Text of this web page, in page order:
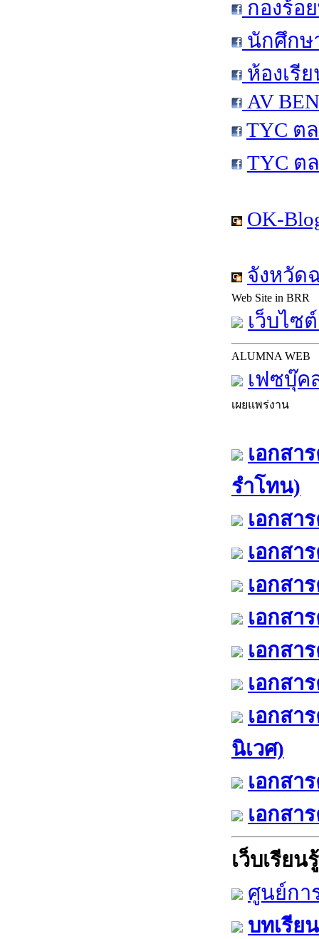
กองร้อ
นักศึกษ
ห้องเรี
AV
TYC ต
TYC ต
OK-
จังหวัด
Web Site in BRR
เว็บไซ
ALUMNA WEB
เฟซบุ๊ค
เผยแพร่งาน
เอกสา
รำโทน)
เอกสา
เอกสา
เอกสา
เอกสา
เอกสา
เอกสา
เอกสา
นิเวศ)
เอกสา
เอกสา
เว็บเรียนรู้
ศูนย์กา
บทเรีย